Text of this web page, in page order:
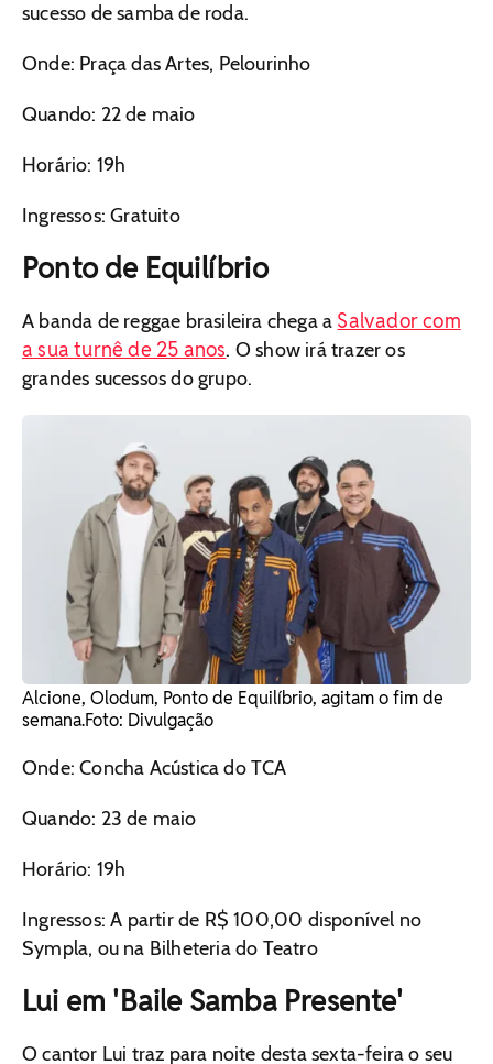
sucesso de samba de roda.
Onde: Praça das Artes, Pelourinho
Quando: 22 de maio
Horário: 19h
Ingressos: Gratuito
Ponto de Equilíbrio
A banda de reggae brasileira chega a Salvador com
a sua turnê de 25 anos. O show irá trazer os
grandes sucessos do grupo.
Alcione, Olodum, Ponto de Equilíbrio, agitam o fim de
semana. ​Foto: Divulgação
Onde: Concha Acústica do TCA
Quando: 23 de maio
Horário: 19h
Ingressos: A partir de R$ 100,00 disponível no
Sympla, ou na Bilheteria do Teatro
Lui em 'Baile Samba Presente'
O cantor Lui traz para noite desta sexta-feira o seu